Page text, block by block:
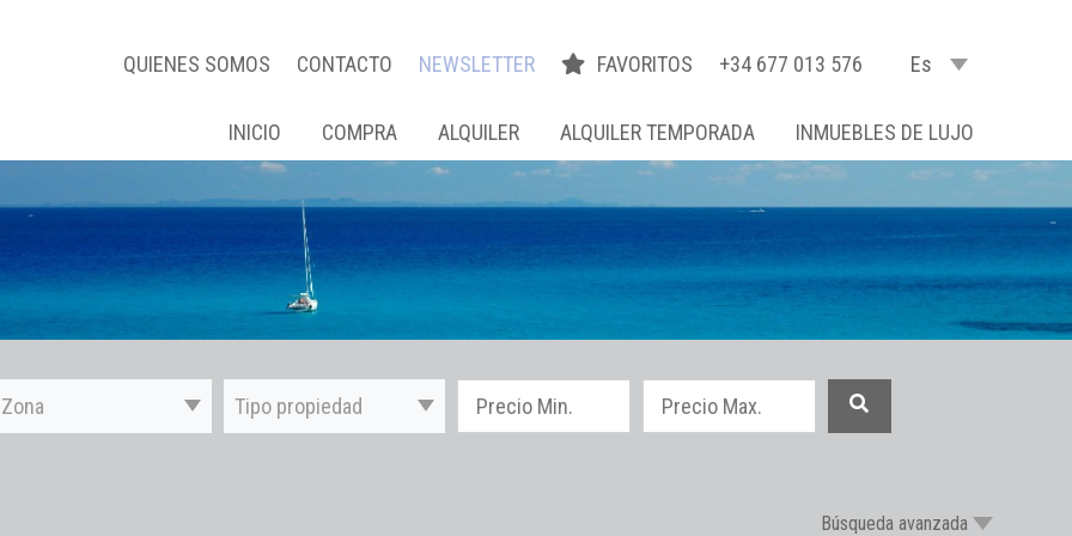
QUIENES SOMOS CONTACTO NEWSLETTER FAVORITOS +34 677 013 576 Es
INICIO COMPRA ALQUILER ALQUILER TEMPORADA INMUEBLES DE LUJO
Zona Tipo propiedad
Búsqueda avanzada